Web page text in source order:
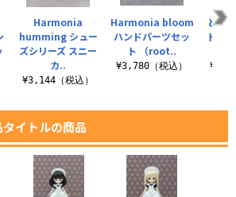
Harmonia
humming シュー
ズシリーズ スニー
カ..
¥3,144（税込）
Harmonia bloom
ハンドパーツセッ
ト （root..
¥3,780（税込）
どこ
トロ
イトルの商品